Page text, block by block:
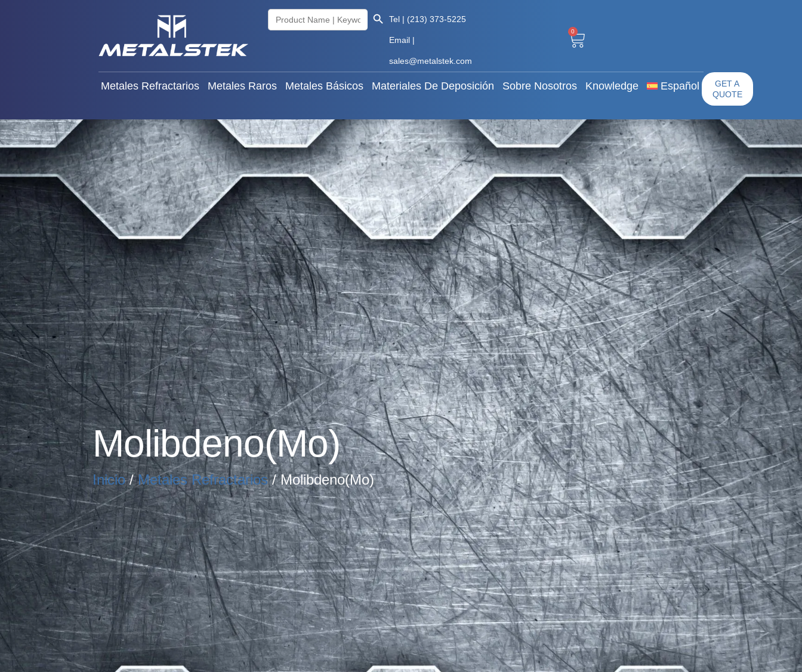
Search
for:
Search Button
Tel | (213) 373-5225
Email |
sales@metalstek.com
0
Metales Refractarios Metales Raros Metales Básicos Materiales De Deposición Sobre Nosotros Knowledge Español
GET A
QUOTE
Metales Refractarios Metales Raros Metales Básicos Materiales De Deposición
Español
Molibdeno(Mo)
Inicio/Metales Refractarios/ Molibdeno(Mo)